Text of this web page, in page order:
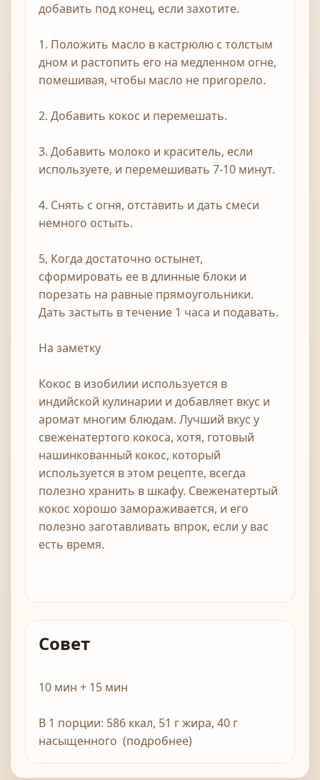
добавить под конец, если захотите.
1. Положить масло в кастрюлю с толстым
дном и растопить его на медленном огне,
помешивая, чтобы масло не пригорело.
2. Добавить кокос и перемешать.
3. Добавить молоко и краситель, если
используете, и перемешивать 7-10 минут.
4. Снять с огня, отставить и дать смеси
немного остыть.
5, Когда достаточно остынет,
сформировать ее в длинные блоки и
порезать на равные прямоугольники.
Дать застыть в течение 1 часа и подавать.
На заметку
Кокос в изобилии используется в
индийской кулинарии и добавляет вкус и
аромат многим блюдам. Лучший вкус у
свеженатертого кокоса, хотя, готовый
нашинкованный кокос, который
используется в этом рецепте, всегда
полезно хранить в шкафу. Свеженатертый
кокос хорошо замораживается, и его
полезно заготавливать впрок, если у вас
есть время.
Совет
10 мин + 15 мин
В 1 порции: 586 ккал, 51 г жира, 40 г
насыщенного (подробнее)